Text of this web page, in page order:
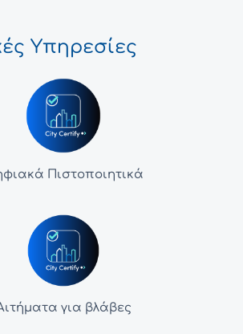
Υπηρεσίες
Πιστοποιητικά
για βλάβες